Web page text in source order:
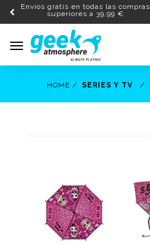
Envíos gratis en todas las compras
superiores a 39,99 €
Toggle
HOME SERIES Y TV